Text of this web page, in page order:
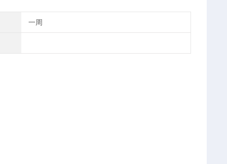
一周